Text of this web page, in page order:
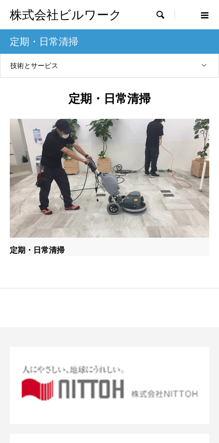
株式会社ビルワーク 
定期・日常清掃
技術とサービス
定期・日常清掃
定期・日常清掃